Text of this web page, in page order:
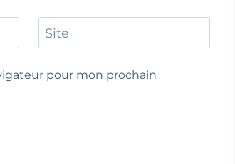
Site
pour mon prochain